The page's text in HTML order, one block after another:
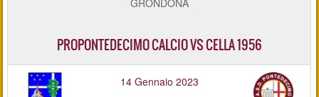
PROPONTEDECIMO CALCIO VS CELLA 1956
14 Gennaio 2023